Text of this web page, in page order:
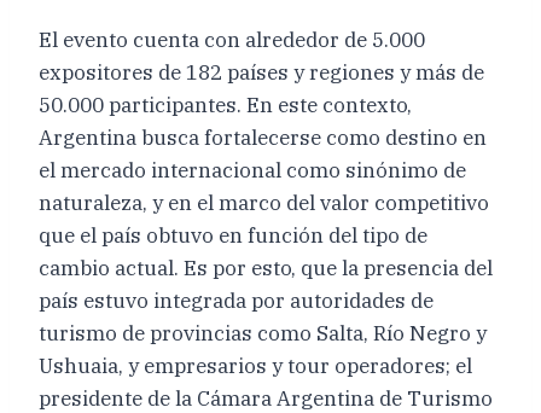
El evento cuenta con alrededor de 5.000
expositores de 182 países y regiones y más de
50.000 participantes. En este contexto,
Argentina busca fortalecerse como destino en
el mercado internacional como sinónimo de
naturaleza, y en el marco del valor competitivo
que el país obtuvo en función del tipo de
cambio actual. Es por esto, que la presencia del
país estuvo integrada por autoridades de
turismo de provincias como Salta, Río Negro y
Ushuaia, y empresarios y tour operadores; el
presidente de la Cámara Argentina de Turismo